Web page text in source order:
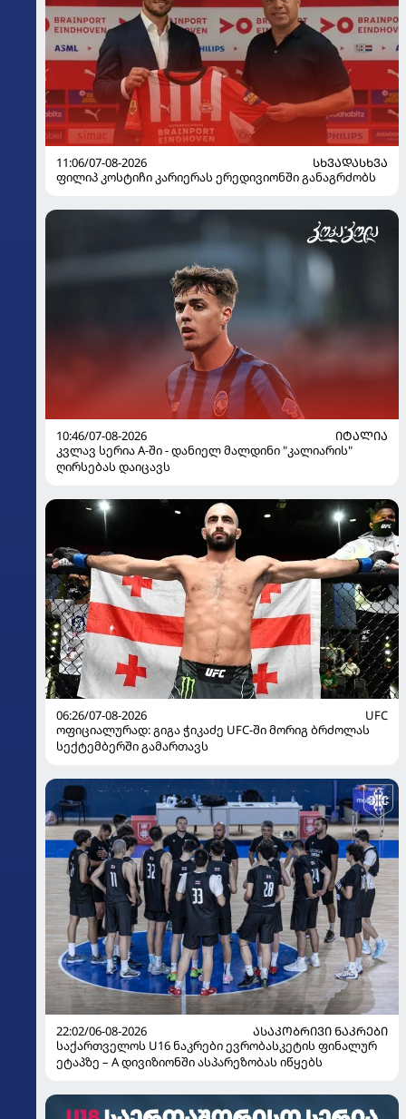
11:06/07-08-2026
ᲡᲮᲕᲐᲓᲐᲡᲮᲕᲐ
ფილიპ კოსტიჩი კარიერას ერედივიონში განაგრძობს
10:46/07-08-2026
ᲘᲢᲐᲚᲘᲐ
კვლავ სერია A-ში - დანიელ მალდინი "კალიარის"
ღირსებას დაიცავს
06:26/07-08-2026
UFC
ოფიციალურად: გიგა ჭიკაძე UFC-ში მორიგ ბრძოლას
სექტემბერში გამართავს
22:02/06-08-2026
ᲐᲡᲐᲙᲝᲑᲠᲘᲕᲘ ᲜᲐᲙᲠᲔᲑᲘ
საქართველოს U16 ნაკრები ევრობასკეტის ფინალურ
ეტაპზე – A დივიზიონში ასპარეზობას იწყებს